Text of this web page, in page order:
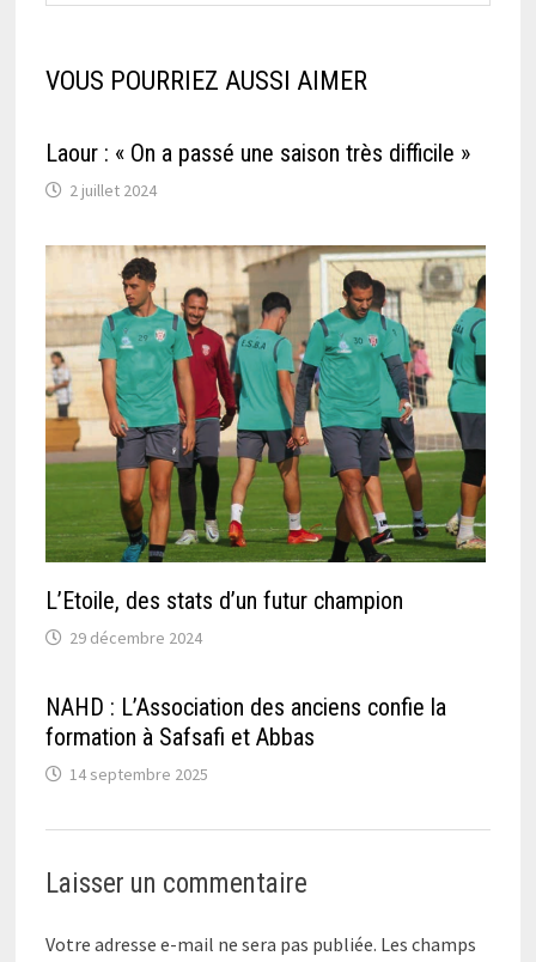
VOUS POURRIEZ AUSSI AIMER
Laour : « On a passé une saison très difficile »
2 juillet 2024
L’Etoile, des stats d’un futur champion
29 décembre 2024
NAHD : L’Association des anciens confie la
formation à Safsafi et Abbas
14 septembre 2025
Laisser un commentaire
Votre adresse e-mail ne sera pas publiée. Les champs